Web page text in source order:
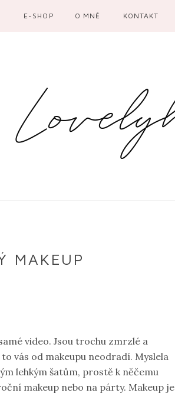
E-SHOP O MNĚ KONTAKT
MAKEUP
video. Jsou trochu zmrzlé a
vás od makeupu neodradí. Myslela
lehkým šatům, prostě k něčemu
makeup nebo na párty. Makeup je